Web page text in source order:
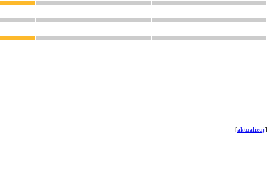
[aktualizuj]